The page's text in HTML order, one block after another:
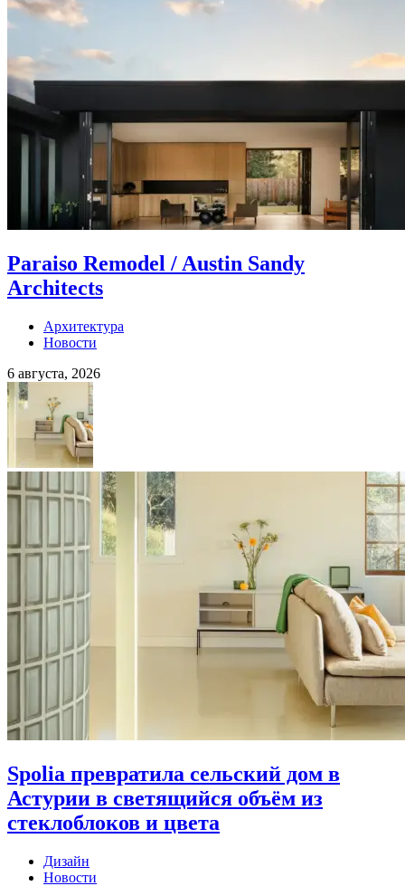
Paraiso Remodel / Austin Sandy
Architects
Архитектура
Новости
6 августа, 2026
Spolia превратила сельский дом в
Астурии в светящийся объём из
стеклоблоков и цвета
Дизайн
Новости